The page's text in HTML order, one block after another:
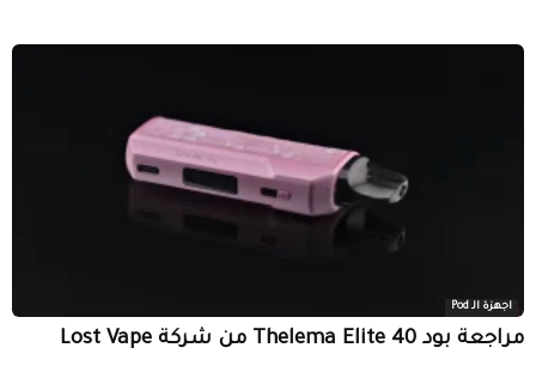
اجهزة الـ Pod
مراجعة بود Thelema Elite 40 من شركة Lost Vape